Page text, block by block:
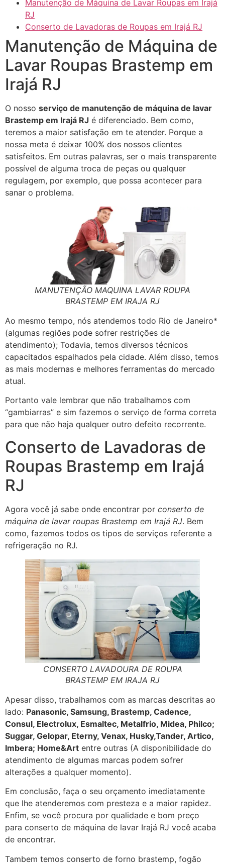
Manutenção de Máquina de Lavar Roupas em Irajá
RJ
Conserto de Lavadoras de Roupas em Irajá RJ
Manutenção de Máquina de
Lavar Roupas Brastemp em
Irajá RJ
O nosso serviço de manutenção de máquina de lavar
Brastemp em Irajá RJ é diferenciado. Bem como,
teremos a maior satisfação em te atender. Porque a
nossa meta é deixar 100% dos nossos clientes
satisfeitos. Em outras palavras, ser o mais transparente
possível de alguma troca de peças ou qualquer
regulagem, por exemplo, que possa acontecer para
sanar o problema.
MANUTENÇÃO MAQUINA LAVAR ROUPA
BRASTEMP EM IRAJA RJ
Ao mesmo tempo, nós atendemos todo Rio de Janeiro*
(algumas regiões pode sofrer restrições de
atendimento); Todavia, temos diversos técnicos
capacitados espalhados pela cidade. Além disso, temos
as mais modernas e melhores ferramentas do mercado
atual.
Portanto vale lembrar que não trabalhamos com
“gambiarras” e sim fazemos o serviço de forma correta
para que não haja qualquer outro defeito recorrente.
Conserto de Lavadoras de
Roupas Brastemp em Irajá
RJ
Agora você já sabe onde encontrar por conserto de
máquina de lavar roupas Brastemp em Irajá RJ. Bem
como, fazemos todos os tipos de serviços referente a
refrigeração no RJ.
CONSERTO LAVADOURA DE ROUPA
BRASTEMP EM IRAJA RJ
Apesar disso, trabalhamos com as marcas descritas ao
lado: Panasonic, Samsung, Brastemp, Cadence,
Consul, Electrolux, Esmaltec, Metalfrio, Midea, Philco;
Suggar, Gelopar, Eterny, Venax, Husky,Tander, Artico,
Imbera; Home&Art entre outras (A disponibilidade do
atendimento de algumas marcas podem sofrer
alterações a qualquer momento).
Em conclusão, faça o seu orçamento imediatamente
que lhe atenderemos com presteza e a maior rapidez.
Enfim, se você procura por qualidade e bom preço
para conserto de máquina de lavar Irajá RJ você acaba
de encontrar.
Tambem temos conserto de forno brastemp, fogão